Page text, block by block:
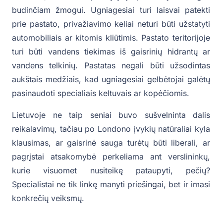
budinčiam žmogui. Ugniagesiai turi laisvai patekti
prie pastato, privažiavimo keliai neturi būti užstatyti
automobiliais ar kitomis kliūtimis. Pastato teritorijoje
turi būti vandens tiekimas iš gaisrinių hidrantų ar
vandens telkinių. Pastatas negali būti užsodintas
aukštais medžiais, kad ugniagesiai gelbėtojai galėtų
pasinaudoti specialiais keltuvais ar kopėčiomis.
Lietuvoje ne taip seniai buvo sušvelninta dalis
reikalavimų, tačiau po Londono įvykių natūraliai kyla
klausimas, ar gaisrinė sauga turėtų būti liberali, ar
pagrįstai atsakomybė perkeliama ant verslininkų,
kurie visuomet nusiteikę pataupyti, pečių?
Specialistai ne tik linkę manyti priešingai, bet ir imasi
konkrečių veiksmų.